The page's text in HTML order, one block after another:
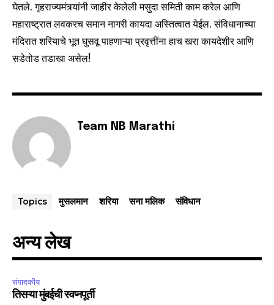
घेतले. गृहराज्यमंत्र्यांनी जाहीर केलेली मसुदा समिती काम करेल आणि
महाराष्ट्रात लवकरच समान नागरी कायदा अस्तित्वात येईल. संविधानाच्या
मंदिरात शरियाचे भूत घुसवू पाहणाऱ्या प्रवृत्तींना हाच खरा कायदेशीर आणि
सडेतोड तडाखा असेल!
Team NB Marathi
Topics मुसलमान शरिया सना मलिक संविधान
अन्य लेख
संपादकीय
तिसऱ्या मुंबईची स्वप्नपूर्ती